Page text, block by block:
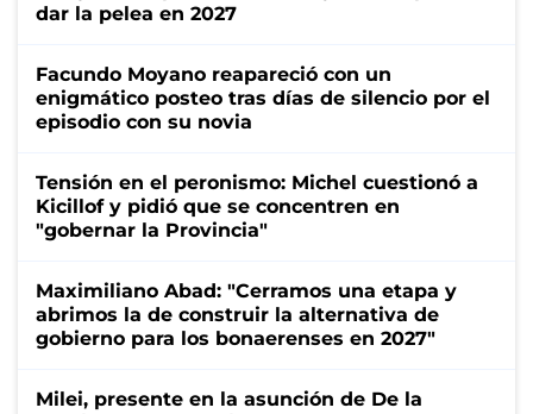
dar la pelea en 2027
Facundo Moyano reapareció con un
enigmático posteo tras días de silencio por el
episodio con su novia
Tensión en el peronismo: Michel cuestionó a
Kicillof y pidió que se concentren en
"gobernar la Provincia"
Maximiliano Abad: "Cerramos una etapa y
abrimos la de construir la alternativa de
gobierno para los bonaerenses en 2027"
Milei, presente en la asunción de De la